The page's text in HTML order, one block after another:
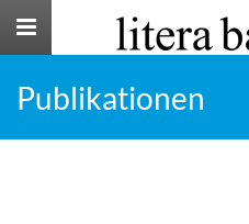
Toggle
Publikationen